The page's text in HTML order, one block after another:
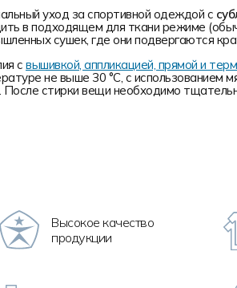
уход за спортивной одеждой с
в подходящем для ткани режиме
сушек, где они подвергаются
с вышивкой, аппликацией, прямой и
не выше 30 °C, с использованием
После стирки вещи необходимо
Высокое качество
продукции